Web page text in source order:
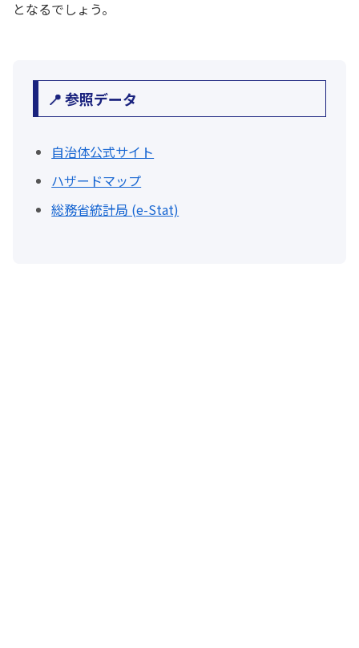
となるでしょう。
📍 参照データ
自治体公式サイト
ハザードマップ
総務省統計局 (e-Stat)